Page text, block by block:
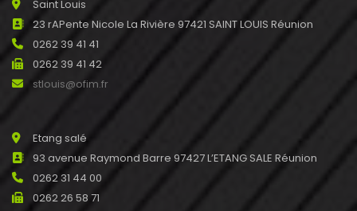
Saint Louis
23 rAPente Nicole La Rivière 97421 SAINT LOUIS Réunion
0262 39 41 41
0262 39 41 42
stlouis@ofim.fr
Etang salé
93 avenue Raymond Barre 97427 L’ETANG SALE Réunion
0262 31 44 00
0262 26 58 71